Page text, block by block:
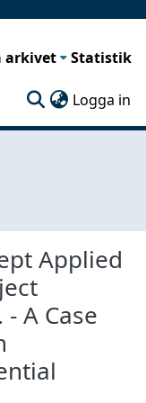
arkivet Statistik
Logga in
Applied
A Case